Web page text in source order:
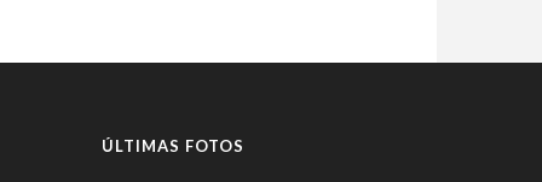
ÚLTIMAS FOTOS